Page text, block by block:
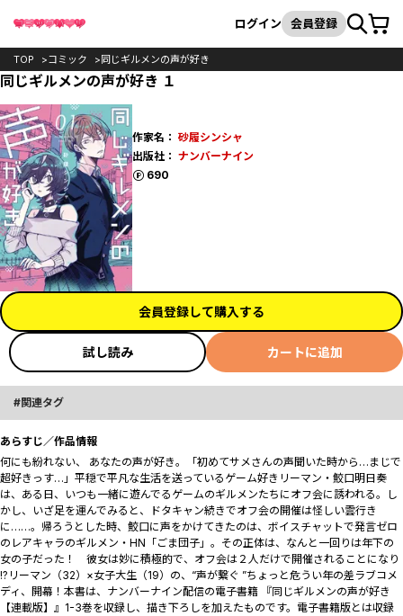
検索
ログイン 会員登録カート
TOP コミック 同じギルメンの声が好き
同じギルメンの声が好き １
作家名： 砂履シンシャ
出版社： ナンバーナイン
690
ポイント
会員登録して購入する
試し読み カートに追加
関連タグ
あらすじ／作品情報
何にも紛れない、 あなたの声が好き――。「初めてサメさんの声聞いた時から…まじで
超好きっす…」平穏で平凡な生活を送っているゲーム好きリーマン・鮫口明日奏
は、ある日、いつも一緒に遊んでるゲームのギルメンたちにオフ会に誘われる。し
かし、いざ足を運んでみると、ドタキャン続きでオフ会の開催は怪しい雲行き
に……。帰ろうとした時、鮫口に声をかけてきたのは、ボイスチャットで発言ゼロ
のレアキャラのギルメン・HN「ごま団子」。その正体は、なんと一回りは年下の
女の子だった！ 彼女は妙に積極的で、オフ会は２人だけで開催されることになり
――!?リーマン（32）×女子大生（19）の、“声が繋ぐ ”ちょっと危うい年の差ラブコメ
ディ、開幕！本書は、ナンバーナイン配信の電子書籍 『同じギルメンの声が好き
【連載版】』1-3巻を収録し、描き下ろしを加えたものです。電子書籍版とは収録